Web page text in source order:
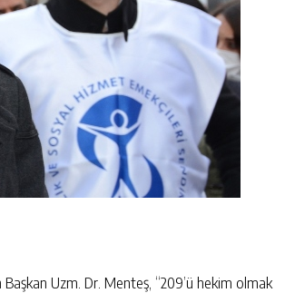
Uzm. Dr. Menteş, “209’ü hekim olmak